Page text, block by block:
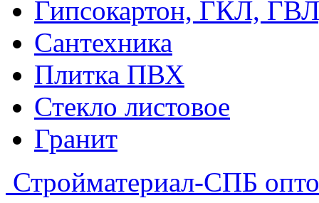
Гипсокартон, ГКЛ,
Сантехника
Плитка ПВХ
Стекло листовое
Гранит
Стройматериал-СПБ